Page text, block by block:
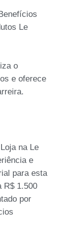
Le
o
e oferece
na Le
e
para esta
R$ 1.500
por